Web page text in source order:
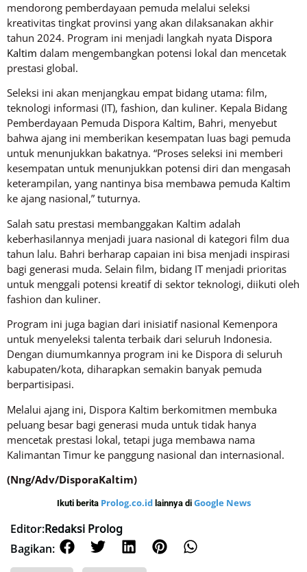
mendorong pemberdayaan pemuda melalui seleksi
kreativitas tingkat provinsi yang akan dilaksanakan akhir
tahun 2024. Program ini menjadi langkah nyata Dispora
Kaltim dalam mengembangkan potensi lokal dan mencetak
prestasi global.
Seleksi ini akan menjangkau empat bidang utama: film,
teknologi informasi (IT), fashion, dan kuliner. Kepala Bidang
Pemberdayaan Pemuda Dispora Kaltim, Bahri, menyebut
bahwa ajang ini memberikan kesempatan luas bagi pemuda
untuk menunjukkan bakatnya. “Proses seleksi ini memberi
kesempatan untuk menunjukkan potensi diri dan mengasah
keterampilan, yang nantinya bisa membawa pemuda Kaltim
ke ajang nasional,” tuturnya.
Salah satu prestasi membanggakan Kaltim adalah
keberhasilannya menjadi juara nasional di kategori film dua
tahun lalu. Bahri berharap capaian ini bisa menjadi inspirasi
bagi generasi muda. Selain film, bidang IT menjadi prioritas
untuk menggali potensi kreatif di sektor teknologi, diikuti oleh
fashion dan kuliner.
Program ini juga bagian dari inisiatif nasional Kemenpora
untuk menyeleksi talenta terbaik dari seluruh Indonesia.
Dengan diumumkannya program ini ke Dispora di seluruh
kabupaten/kota, diharapkan semakin banyak pemuda
berpartisipasi.
Melalui ajang ini, Dispora Kaltim berkomitmen membuka
peluang besar bagi generasi muda untuk tidak hanya
mencetak prestasi lokal, tetapi juga membawa nama
Kalimantan Timur ke panggung nasional dan internasional.
(Nng/Adv/DisporaKaltim)
Ikuti berita Prolog.co.id lainnya di Google News
Editor:Redaksi Prolog
Bagikan: